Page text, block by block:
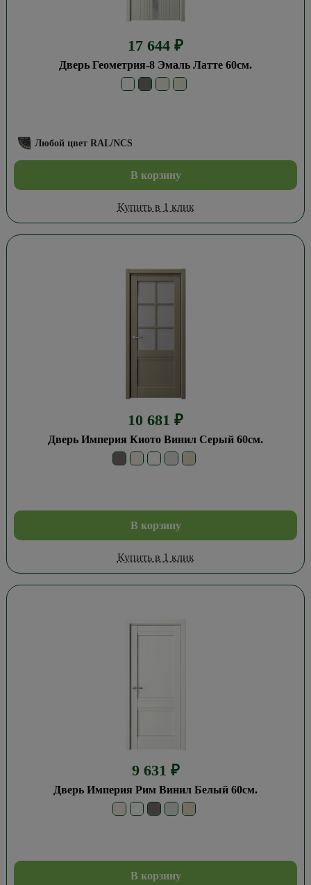
17 644 ₽
Дверь Геометрия-8 Эмаль Латте 60см.
Любой цвет RAL/NCS
В корзину
Купить в 1 клик
10 681 ₽
Дверь Империя Киото Винил Серый 60см.
В корзину
Купить в 1 клик
9 631 ₽
Дверь Империя Рим Винил Белый 60см.
В корзину